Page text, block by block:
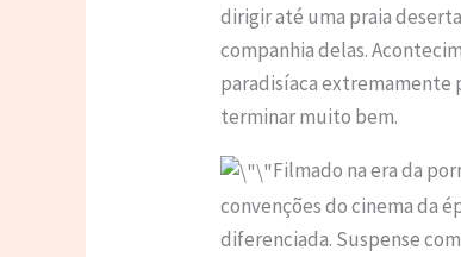
dirigir até uma praia
companhia delas.
paradisíaca extremamente
terminar muito bem.
Filmado na era da
convenções do cinema da
diferenciada. Suspense